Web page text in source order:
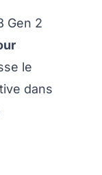
Gen 2
le
dans